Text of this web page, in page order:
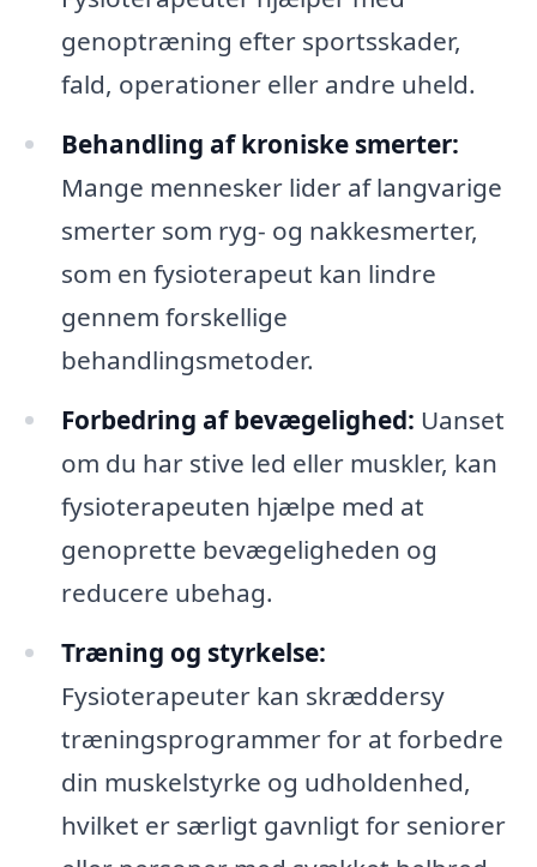
genoptræning efter sportsskader,
fald, operationer eller andre uheld.
Behandling af kroniske smerter:
Mange mennesker lider af langvarige
smerter som ryg- og nakkesmerter,
som en fysioterapeut kan lindre
gennem forskellige
behandlingsmetoder.
Forbedring af bevægelighed: Uanset
om du har stive led eller muskler, kan
fysioterapeuten hjælpe med at
genoprette bevægeligheden og
reducere ubehag.
Træning og styrkelse:
Fysioterapeuter kan skræddersy
træningsprogrammer for at forbedre
din muskelstyrke og udholdenhed,
hvilket er særligt gavnligt for seniorer